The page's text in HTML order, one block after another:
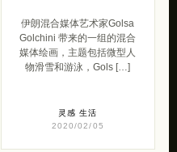
伊朗混合媒体艺术家Golsa
Golchini 带来的一组的混合
媒体绘画，主题包括微型人
物滑雪和游泳，Gols […]
灵感 生活
2020/02/05